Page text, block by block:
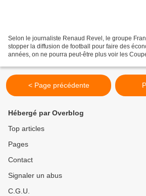
Selon le journaliste Renaud Revel, le groupe
stopper la diffusion de football pour faire des
années, on ne pourra peut-être plus voir les
< Page précédente
Hébergé par Overblog
Top articles
Pages
Contact
Signaler un abus
C.G.U.